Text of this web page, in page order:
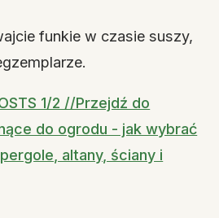
funkie w czasie suszy,
1/2 //Przejdź do
do ogrodu - jak wybrać
altany, ściany i